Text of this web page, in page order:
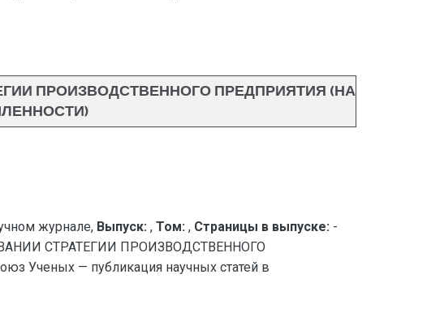
ПРОИЗВОДСТВЕННОГО ПРЕДПРИЯТИЯ (НА
журнале, Выпуск: , Том: , Страницы в выпуске: -
СТРАТЕГИИ ПРОИЗВОДСТВЕННОГО
— публикация научных статей в